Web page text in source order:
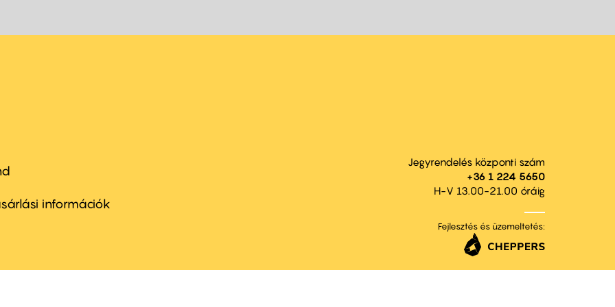
információk
Jegyrendelés központi szám
+36 1 224 5650
H-V 13.00-21.00 óráig
Fejlesztés és üzemeltetés: